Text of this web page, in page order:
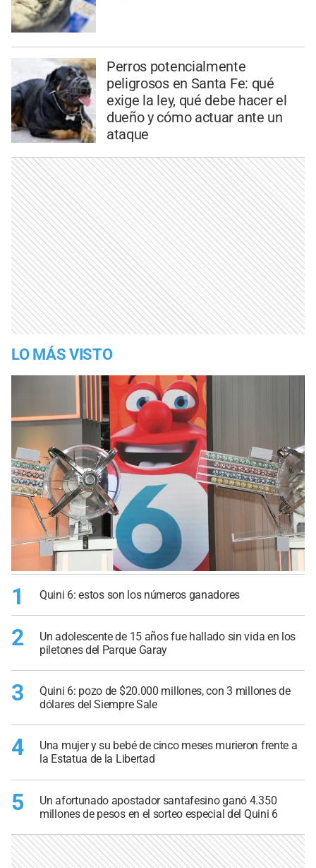
Perros potencialmente
peligrosos en Santa Fe: qué
exige la ley, qué debe hacer el
dueño y cómo actuar ante un
ataque
LO MÁS VISTO
1 Quini 6: estos son los números ganadores
2
Un adolescente de 15 años fue hallado sin vida en los
piletones del Parque Garay
3
Quini 6: pozo de $20.000 millones, con 3 millones de
dólares del Siempre Sale
4
Una mujer y su bebé de cinco meses murieron frente a
la Estatua de la Libertad
5
Un afortunado apostador santafesino ganó 4.350
millones de pesos en el sorteo especial del Quini 6